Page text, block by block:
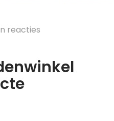
reacties